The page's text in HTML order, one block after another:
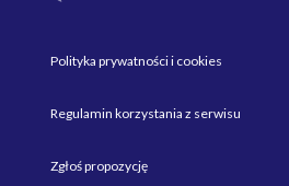
Polityka prywatności i cookies
Regulamin korzystania z serwisu
Zgłoś propozycję